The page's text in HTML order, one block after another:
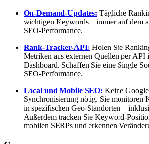
On-Demand-Updates: Tägliche
wichtigen Keywords – immer auf dem
SEO-Performance.
Rank-Tracker-API: Holen Sie
Metriken aus externen Quellen per
Dashboard. Schaffen Sie eine Single
SEO-Performance.
Local und Mobile SEO: Keine
Synchronisierung nötig. Sie monitoren
in spezifischen Geo-Standorten –
Außerdem tracken Sie Keyword-
mobilen SERPs und erkennen